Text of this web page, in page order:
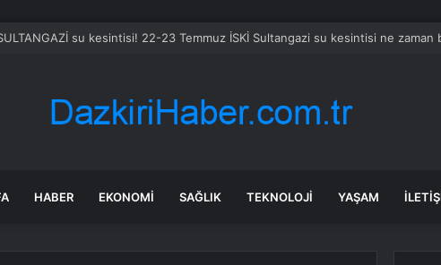
su kesintisi! 22-23 Temmuz İSKİ Sultangazi su kesintisi ne
HABER EKONOMI SAĞLIK TEKNOLOJI YAŞAM